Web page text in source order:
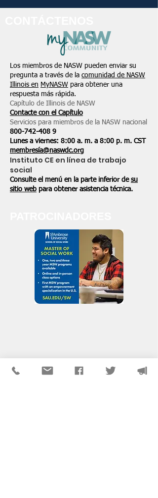
Los miembros de NASW pueden enviar su
pregunta a través de la comunidad de NASW
Illinois en MyNASW para obtener una
respuesta más rápida.
Capítulo de Illinois de NASW
Contacte con el Capítulo
Servicios para miembros de la NASW nacional
800-742-408 9
Lunes a viernes: 8:00 a. m. a 8:00 p. m. CST
membresía@naswdc.org
Instituto CE en línea de trabajo
social
Consulte el menú en la parte inferior de su
sitio web para obtener asistencia técnica.